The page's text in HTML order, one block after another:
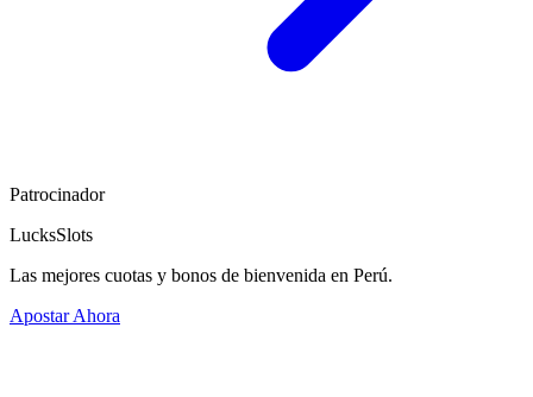
Patrocinador
LucksSlots
Las mejores cuotas y bonos de bienvenida en Perú.
Apostar Ahora